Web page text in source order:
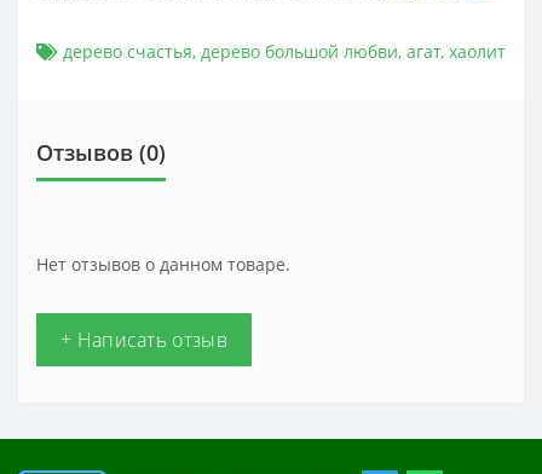
дерево счастья, дерево большой любви, агат, хаолит
Отзывов (0)
Нет отзывов о данном товаре.
+ Написать отзыв